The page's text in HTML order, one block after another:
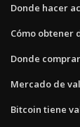
Donde hacer
Cómo obtener
Donde
Mercado de
Bitcoin tiene